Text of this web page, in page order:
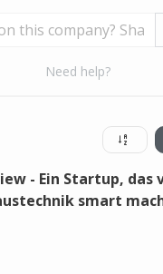
Need help?